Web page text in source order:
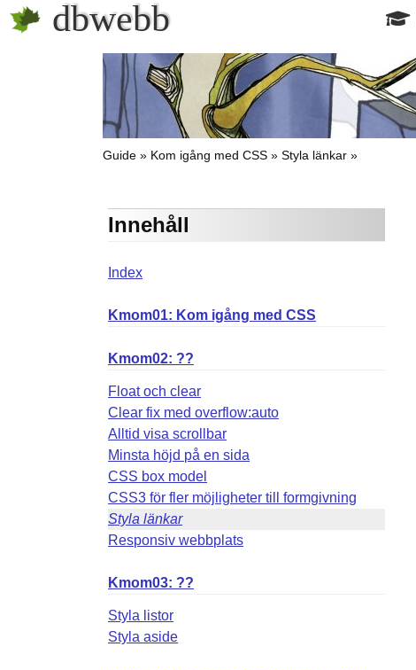
dbwebb
Guide Kom igång med CSS Styla länkar
Innehåll
Index
Kmom01: Kom igång med CSS
Kmom02: ??
Float och clear
Clear fix med overflow:auto
Alltid visa scrollbar
Minsta höjd på en sida
CSS box model
CSS3 för fler möjligheter till formgivning
Styla länkar
Responsiv webbplats
Kmom03: ??
Styla listor
Styla aside